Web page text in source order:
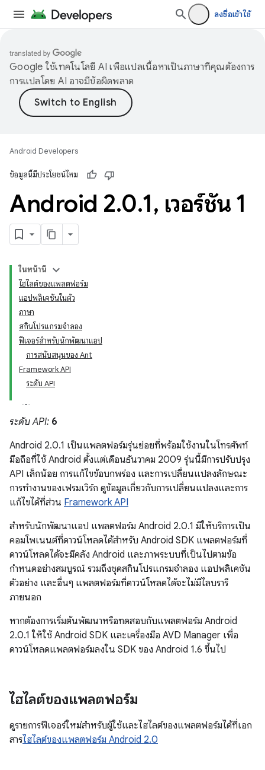
ลงชื่อเข้าใช้
Google ใช้เทคโนโลยี AI เพื่อแปลเนื้อหาเป็นภาษาที่คุณต้องการ
การแปลโดย AI อาจมีข้อผิดพลาด
Android Developers
ข้อมูลนี้มีประโยชน์ไหม
Android 2.0.1, เวอร์ชัน 1
ในหน้านี้
ไฮไลต์ของแพลตฟอร์ม
แอปพลิเคชันในตัว
ภาษา
สกินโปรแกรมจำลอง
ฟีเจอร์สำหรับนักพัฒนาแอป
การสนับสนุนของ Ant
Framework API
ระดับ API
ระดับ API: 6
Android 2.0.1 เป็นแพลตฟอร์มรุ่นย่อยที่พร้อมใช้งานในโทรศัพท์
มือถือที่ใช้ Android ตั้งแต่เดือนธันวาคม 2009 รุ่นนี้มีการปรับปรุง
API เล็กน้อย การแก้ไขข้อบกพร่อง และการเปลี่ยนแปลงลักษณะ
การทํางานของเฟรมเวิร์ก ดูข้อมูลเกี่ยวกับการเปลี่ยนแปลงและการ
แก้ไขได้ที่ส่วน Framework API
สําหรับนักพัฒนาแอป แพลตฟอร์ม Android 2.0.1 มีให้บริการเป็น
คอมโพเนนต์ที่ดาวน์โหลดได้สําหรับ Android SDK แพลตฟอร์มที่
ดาวน์โหลดได้จะมีคลัง Android และภาพระบบที่เป็นไปตามข้อ
กำหนดอย่างสมบูรณ์ รวมถึงชุดสกินโปรแกรมจำลอง แอปพลิเคชัน
ตัวอย่าง และอื่นๆ แพลตฟอร์มที่ดาวน์โหลดได้จะไม่มีไลบรารี
ภายนอก
หากต้องการเริ่มต้นพัฒนาหรือทดสอบกับแพลตฟอร์ม Android
2.0.1 ให้ใช้ Android SDK และเครื่องมือ AVD Manager เพื่อ
ดาวน์โหลดแพลตฟอร์มลงใน SDK ของ Android 1.6 ขึ้นไป
ไฮไลต์ของแพลตฟอร์ม
ดูรายการฟีเจอร์ใหม่สำหรับผู้ใช้และไฮไลต์ของแพลตฟอร์มได้ที่เอก
สารไฮไลต์ของแพลตฟอร์ม Android 2.0